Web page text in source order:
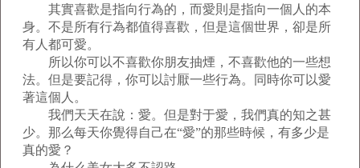
其實喜歡是指向行為的，而愛則是指向一個人的本
身。不是所有行為都值得喜歡，但是這個世界，卻是所
有人都可愛。
所以你可以不喜歡你朋友抽煙，不喜歡他的一些想
法。但是要記得，你可以討厭一些行為。同時你可以愛
著這個人。
我們天天在說：愛。但是對于愛，我們真的知之甚
少。那么每天你覺得自己在“愛”的那些時候，有多少是
真的愛？